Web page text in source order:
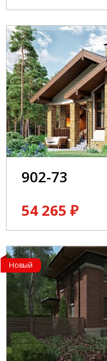
902-73
54 265 ₽
Новый